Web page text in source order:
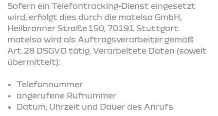
Sofern ein Telefontracking-Dienst eingesetzt
wird, erfolgt dies durch die matelso GmbH,
Heilbronner Straße 150, 70191 Stuttgart.
matelso wird als Auftragsverarbeiter gemäß
Art. 28 DSGVO tätig. Verarbeitete Daten (soweit
übermittelt):
Telefonnummer
angerufene Rufnummer
Datum, Uhrzeit und Dauer des Anrufs